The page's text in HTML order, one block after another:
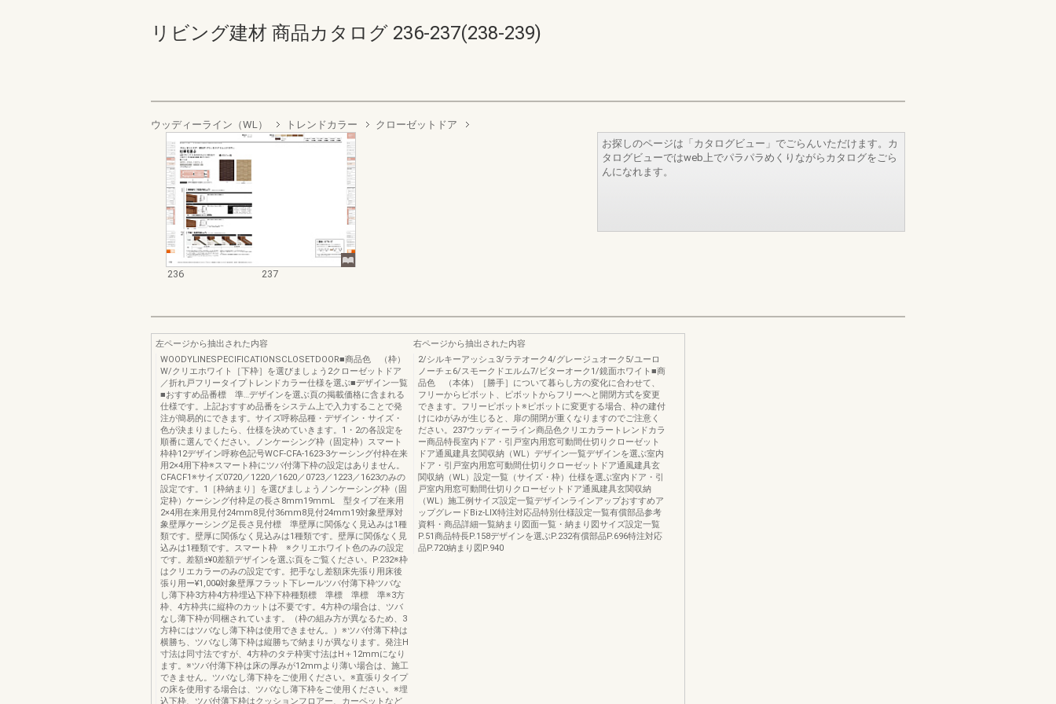
リビング建材 商品カタログ 236-237(238-239)
ウッディーライン（WL） トレンドカラー クローゼットドア
236 237
お探しのページは「カタログビュー」でごらんいただけます。カ
タログビューではweb上でパラパラめくりながらカタログをごら
んになれます。
左ページから抽出された内容
WOODYLINESPECIFICATIONSCLOSETDOOR■商品色 （枠）
W/クリエホワイト［下枠］を選びましょう2クローゼットドア
／折れ戸フリータイプトレンドカラー仕様を選ぶ■デザイン一覧
■おすすめ品番標 準…デザインを選ぶ頁の掲載価格に含まれる
仕様です。上記おすすめ品番をシステム上で入力することで発
注が簡易的にできます。サイズ呼称品種・デザイン・サイズ・
色が決まりましたら、仕様を決めていきます。1・2の各設定を
順番に選んでください。ノンケーシング枠（固定枠）スマート
枠枠12デザイン呼称色記号WCF-CFA-1623-3ケーシング付枠在来
用2×4用下枠※スマート枠にツバ付薄下枠の設定はありません。
CFACF1※サイズ0720／1220／1620／0723／1223／1623のみの
設定です。1［枠納まり］を選びましょうノンケーシング枠（固
定枠）ケーシング付枠足の長さ8mm19mmL 型タイプ在来用
2×4用在来用見付24mm8見付36mm8見付24mm19対象壁厚対
象壁厚ケーシング足長さ見付標 準壁厚に関係なく見込みは1種
類です。壁厚に関係なく見込みは1種類です。壁厚に関係なく見
込みは1種類です。スマート枠 ※クリエホワイト色のみの設定
です。差額±¥0差額デザインを選ぶ頁をご覧ください。P.232※枠
はクリエカラーのみの設定です。把手なし差額床先張り用床後
張り用ー¥1,000̶̶̶対象壁厚フラット下レールツバ付薄下枠ツバな
し薄下枠3方枠4方枠埋込下枠下枠種類標 準標 準標 準※3方
枠、4方枠共に縦枠のカットは不要です。4方枠の場合は、ツバ
なし薄下枠が同梱されています。（枠の組み方が異なるため、3
方枠にはツバなし薄下枠は使用できません。）※ツバ付薄下枠は
横勝ち、ツバなし薄下枠は縦勝ちで納まりが異なります。発注H
寸法は同寸法ですが、4方枠のタテ枠実寸法はH＋12mmになり
ます。※ツバ付薄下枠は床の厚みが12mmより薄い場合は、施工
できません。ツバなし薄下枠をご使用ください。※直張りタイプ
の床を使用する場合は、ツバなし薄下枠をご使用ください。※埋
込下枠、ツバ付薄下枠はクッションフロアー、カーペットなど
右ページから抽出された内容
2/シルキーアッシュ3/ラテオーク4/グレージュオーク5/ユーロ
ノーチェ6/スモークドエルム7/ビターオーク1/鏡面ホワイト■商
品色 （本体）［勝手］について暮らし方の変化に合わせて、
フリーからピボット、ピボットからフリーへと開閉方式を変更
できます。フリーピボット※ピボットに変更する場合、枠の建付
けにゆがみが生じると、扉の開閉が重くなりますのでご注意く
ださい。237ウッディーライン商品色クリエカラートレンドカラ
ー商品特長室内ドア・引戸室内用窓可動間仕切りクローゼット
ドア通風建具玄関収納（WL）デザイン一覧デザインを選ぶ室内
ドア・引戸室内用窓可動間仕切りクローゼットドア通風建具玄
関収納（WL）設定一覧（サイズ・枠）仕様を選ぶ室内ドア・引
戸室内用窓可動間仕切りクローゼットドア通風建具玄関収納
（WL）施工例サイズ設定一覧デザインラインアップおすすめア
ップグレードBiz-LIX特注対応品特別仕様設定一覧有償部品参考
資料・商品詳細一覧納まり図面一覧・納まり図サイズ設定一覧
P.51商品特長P.158デザインを選ぶP.232有償部品P.696特注対応
品P.720納まり図P.940